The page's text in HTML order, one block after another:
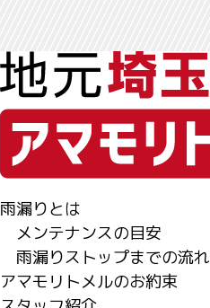
雨漏りとは
メンテナンスの目安
雨漏りストップまでの流れ
アマモリトメルのお約束